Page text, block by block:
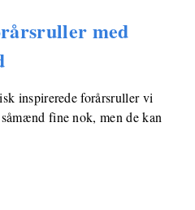
med
inspirerede forårsruller vi
fine nok, men de kan